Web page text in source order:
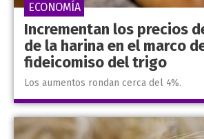
Incrementan los precios
de la harina en el marco
fideicomiso del trigo
Los aumentos rondan cerca del 4%.
ECONOMÍA